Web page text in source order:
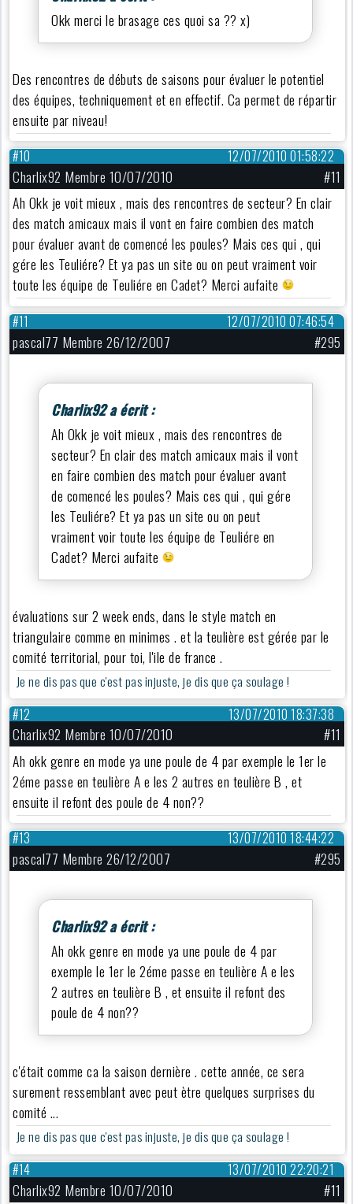
Okk merci le brasage ces quoi sa ?? x)
Des rencontres de débuts de saisons pour évaluer le potentiel
des équipes, techniquement et en effectif. Ca permet de répartir
ensuite par niveau!
12/07/2010 01:58:22
#10
Charlix92 Membre 10/07/2010
#11
Ah Okk je voit mieux , mais des rencontres de secteur? En clair
des match amicaux mais il vont en faire combien des match
pour évaluer avant de comencé les poules? Mais ces qui , qui
gére les Teuliére? Et ya pas un site ou on peut vraiment voir
toute les équipe de Teuliére en Cadet? Merci aufaite
12/07/2010 07:46:54
#11
pascal77 Membre 26/12/2007 #295
Charlix92 a écrit :
Ah Okk je voit mieux , mais des rencontres de
secteur? En clair des match amicaux mais il vont
en faire combien des match pour évaluer avant
de comencé les poules? Mais ces qui , qui gére
les Teuliére? Et ya pas un site ou on peut
vraiment voir toute les équipe de Teuliére en
Cadet? Merci aufaite
évaluations sur 2 week ends, dans le style match en
triangulaire comme en minimes . et la teulière est gérée par le
comité territorial, pour toi, l'ile de france .
Je ne dis pas que c'est pas injuste, je dis que ça soulage !
13/07/2010 18:37:38
#12
Charlix92 Membre 10/07/2010
#11
Ah okk genre en mode ya une poule de 4 par exemple le 1er le
2éme passe en teulière A e les 2 autres en teulière B , et
ensuite il refont des poule de 4 non??
13/07/2010 18:44:22
#13
pascal77 Membre 26/12/2007 #295
Charlix92 a écrit :
Ah okk genre en mode ya une poule de 4 par
exemple le 1er le 2éme passe en teulière A e les
2 autres en teulière B , et ensuite il refont des
poule de 4 non??
c'était comme ca la saison dernière . cette année, ce sera
surement ressemblant avec peut ètre quelques surprises du
comité ...
Je ne dis pas que c'est pas injuste, je dis que ça soulage !
13/07/2010 22:20:21
#14
Charlix92 Membre 10/07/2010
#11